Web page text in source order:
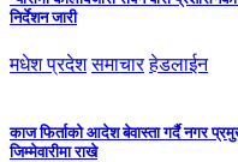
निर्देशन जारी
मधेश प्रदेश समाचार हेडलाईन
काज फिर्ताको आदेश बेवास्ता गर्दै नगर
जिम्मेवारीमा राखे